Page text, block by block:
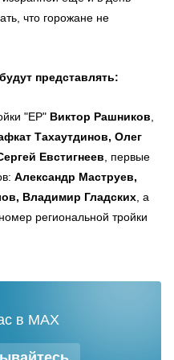
что горожане не
представлять:
"ЕР" Виктор Рашников
Тахаутдинов, Олег
Евстигнеев , первые
Александр Маструев,
Владимир Гладских , а
региональной тройки
в MAX